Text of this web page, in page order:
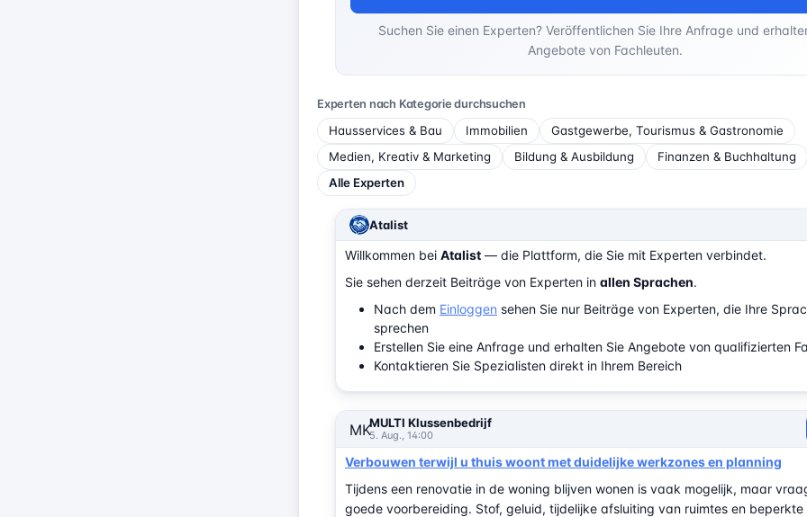
Suchen Sie einen Experten? Veröffentlichen Sie Ihre Anfrage und
Angebote von Fachleuten.
Experten nach Kategorie durchsuchen
Hausservices & Bau Immobilien
Gastgewerbe, Tourismus & Gastronomie
Medien, Kreativ & Marketing
Bildung & Ausbildung
Finanzen & Buchhaltung
Alle Experten
Atalist
Willkommen bei Atalist — die Plattform, die Sie mit Experten verbindet.
Sie sehen derzeit Beiträge von Experten in allen Sprachen.
Nach dem Einloggen sehen Sie nur Beiträge von Experten, die Ihre
sprechen
Erstellen Sie eine Anfrage und erhalten Sie Angebote von qualifizierten
Kontaktieren Sie Spezialisten direkt in Ihrem Bereich
MKMULTI Klussenbedrijf
5. Aug., 14:00
Verbouwen terwijl u thuis woont met duidelijke werkzones en planning
Tijdens een renovatie in de woning blijven wonen is vaak mogelijk, maar
goede voorbereiding. Stof, geluid, tijdelijke afsluiting van ruimtes en